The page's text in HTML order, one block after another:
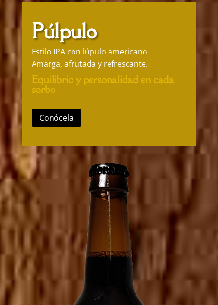
Púlpulo
Estilo IPA con lúpulo americano.
Amarga, afrutada y refrescante.
Equilibrio y personalidad en cada
sorbo
Conócela